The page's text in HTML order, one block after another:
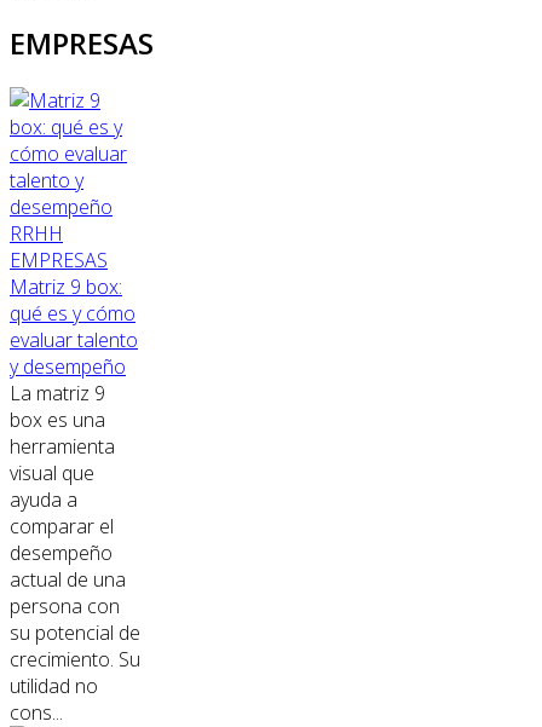
EMPRESAS
RRHH
EMPRESAS
Matriz 9 box:
qué es y cómo
evaluar talento
y desempeño
La matriz 9
box es una
herramienta
visual que
ayuda a
comparar el
desempeño
actual de una
persona con
su potencial de
crecimiento. Su
utilidad no
cons...